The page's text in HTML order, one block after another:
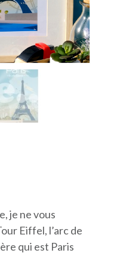
je ne vous
Eiffel, l’arc de
qui est Paris